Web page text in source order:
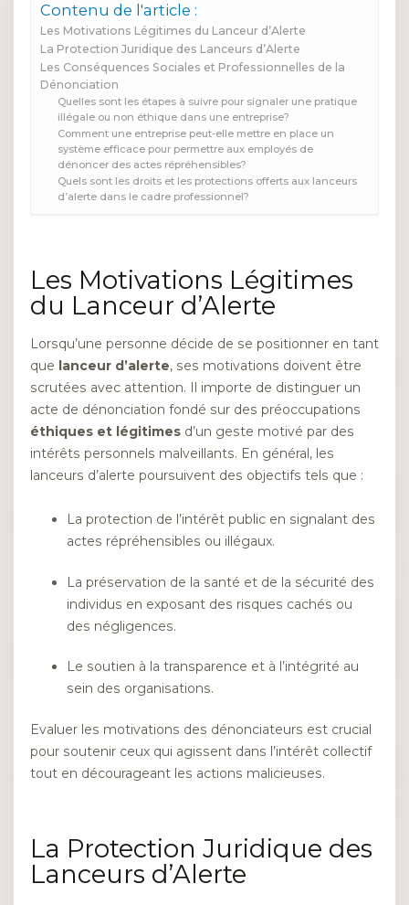
Contenu de l'article :
Les Motivations Légitimes du Lanceur d’Alerte
La Protection Juridique des Lanceurs d’Alerte
Les Conséquences Sociales et Professionnelles de la
Dénonciation
Quelles sont les étapes à suivre pour signaler une pratique
illégale ou non éthique dans une entreprise?
Comment une entreprise peut-elle mettre en place un
système efficace pour permettre aux employés de
dénoncer des actes répréhensibles?
Quels sont les droits et les protections offerts aux lanceurs
d’alerte dans le cadre professionnel?
Les Motivations Légitimes
du Lanceur d’Alerte
Lorsqu’une personne décide de se positionner en tant
que lanceur d’alerte, ses motivations doivent être
scrutées avec attention. Il importe de distinguer un
acte de dénonciation fondé sur des préoccupations
éthiques et légitimes d’un geste motivé par des
intérêts personnels malveillants. En général, les
lanceurs d’alerte poursuivent des objectifs tels que :
La protection de l’intérêt public en signalant des
actes répréhensibles ou illégaux.
La préservation de la santé et de la sécurité des
individus en exposant des risques cachés ou
des négligences.
Le soutien à la transparence et à l’intégrité au
sein des organisations.
Evaluer les motivations des dénonciateurs est crucial
pour soutenir ceux qui agissent dans l’intérêt collectif
tout en décourageant les actions malicieuses.
La Protection Juridique des
Lanceurs d’Alerte